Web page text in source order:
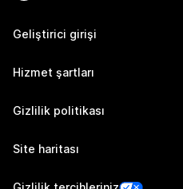
Geliştirici girişi
Hizmet şartları
Gizlilik politikası
Site haritası